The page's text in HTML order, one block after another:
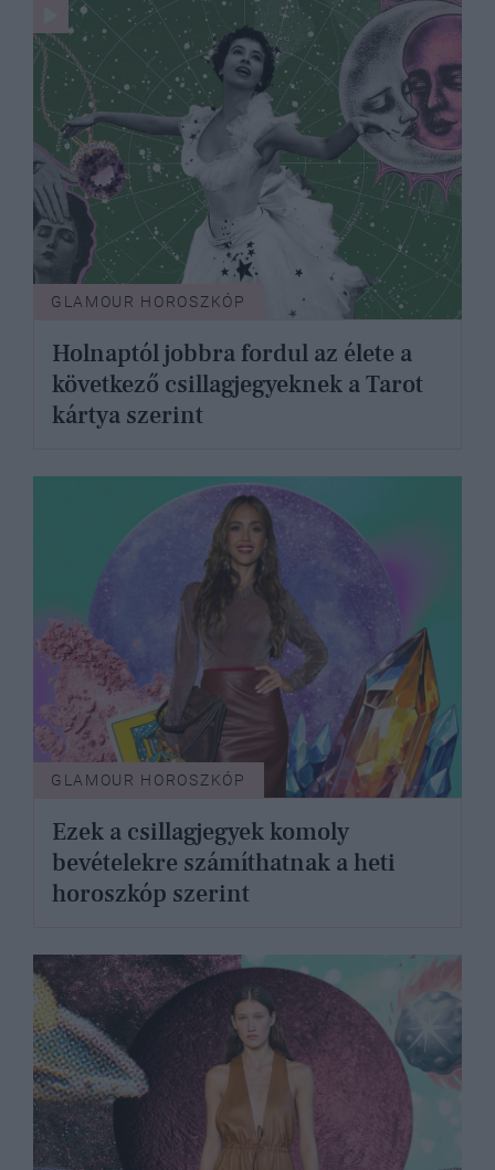
GLAMOUR HOROSZKÓP
Holnaptól jobbra fordul az élete a
következő csillagjegyeknek a Tarot
kártya szerint
GLAMOUR HOROSZKÓP
Ezek a csillagjegyek komoly
bevételekre számíthatnak a heti
horoszkóp szerint